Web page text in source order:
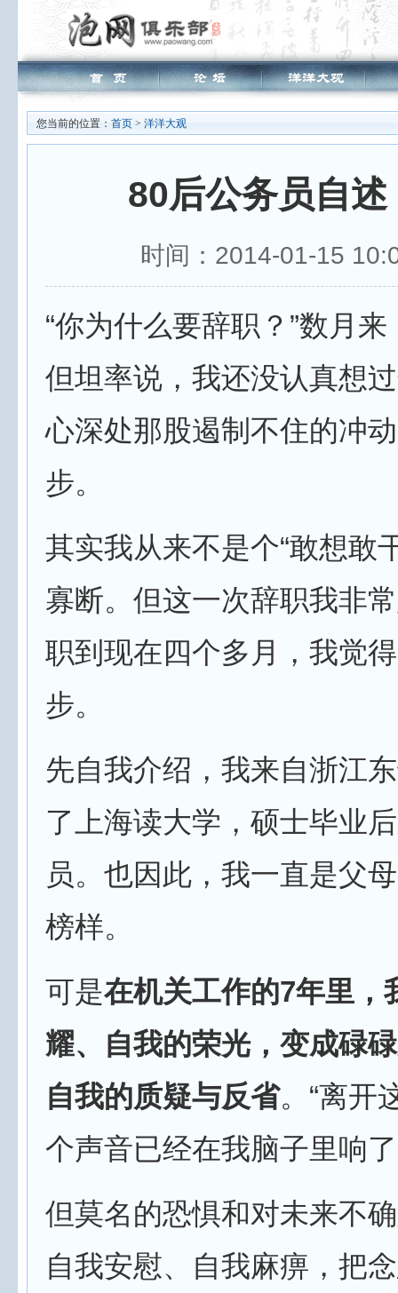
您当前的位置： 首页 > 洋洋大观
80后公务员自
时间：2014-01-15
“你为什么要辞职？”数月
但坦率说，我还没认真想
心深处那股遏制不住的冲
步。
其实我从来不是个“敢想敢
寡断。但这一次辞职我非
职到现在四个多月，我觉
步。
先自我介绍，我来自浙江
了上海读大学，硕士毕业
员。也因此，我一直是父
榜样。
可是在机关工作的7年里，
耀、自我的荣光，变成碌
自我的质疑与反省。“离开
个声音已经在我脑子里响
但莫名的恐惧和对未来不
自我安慰、自我麻痹，把